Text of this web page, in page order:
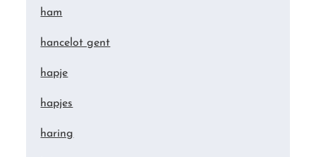
ham
hancelot gent
hapje
hapjes
haring